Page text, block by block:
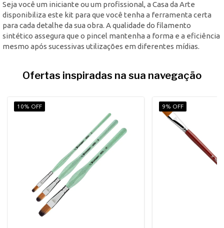
Seja você um iniciante ou um profissional, a Casa da Arte
disponibiliza este kit para que você tenha a ferramenta certa
para cada detalhe da sua obra. A qualidade do filamento
sintético assegura que o pincel mantenha a forma e a eficiência
mesmo após sucessivas utilizações em diferentes mídias.
Ofertas inspiradas na sua navegação
10% OFF 9% OFF